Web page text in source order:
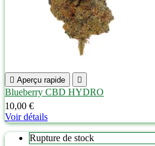
 Aperçu rapide 
Blueberry CBD HYDRO
10,00 €
Voir détails
Rupture de stock